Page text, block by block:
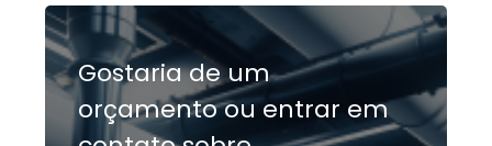
Gostaria de um
orçamento ou entrar em